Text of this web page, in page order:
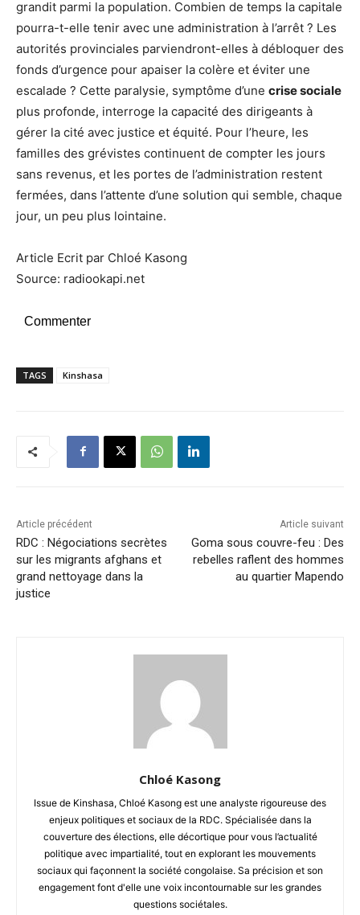
grandit parmi la population. Combien de temps la capitale
pourra-t-elle tenir avec une administration à l’arrêt ? Les
autorités provinciales parviendront-elles à débloquer des
fonds d’urgence pour apaiser la colère et éviter une
escalade ? Cette paralysie, symptôme d’une crise sociale
plus profonde, interroge la capacité des dirigeants à
gérer la cité avec justice et équité. Pour l’heure, les
familles des grévistes continuent de compter les jours
sans revenus, et les portes de l’administration restent
fermées, dans l’attente d’une solution qui semble, chaque
jour, un peu plus lointaine.
Article Ecrit par Chloé Kasong
Source: radiookapi.net
Commenter
TAGS Kinshasa
Article précédent
RDC : Négociations secrètes
sur les migrants afghans et
grand nettoyage dans la
justice
Article suivant
Goma sous couvre-feu : Des
rebelles raflent des hommes
au quartier Mapendo
Chloé Kasong
Issue de Kinshasa, Chloé Kasong est une analyste rigoureuse des
enjeux politiques et sociaux de la RDC. Spécialisée dans la
couverture des élections, elle décortique pour vous l’actualité
politique avec impartialité, tout en explorant les mouvements
sociaux qui façonnent la société congolaise. Sa précision et son
engagement font d'elle une voix incontournable sur les grandes
questions sociétales.